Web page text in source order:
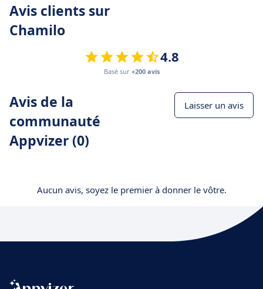
Avis clients sur
Chamilo
4.8
Basé sur +200 avis
Avis de la
communauté
Appvizer (0)
Laisser un avis
Aucun avis, soyez le premier à donner le vôtre.